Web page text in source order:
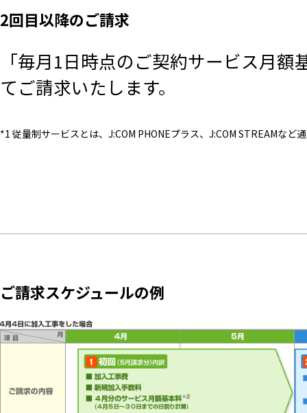
2回目以降のご請求
「毎月1日時点のご契約サービス月
てご請求いたします。
*1 従量制サービスとは、J:COM PHONEプラス、J:COM STREAMな
ご請求スケジュールの例